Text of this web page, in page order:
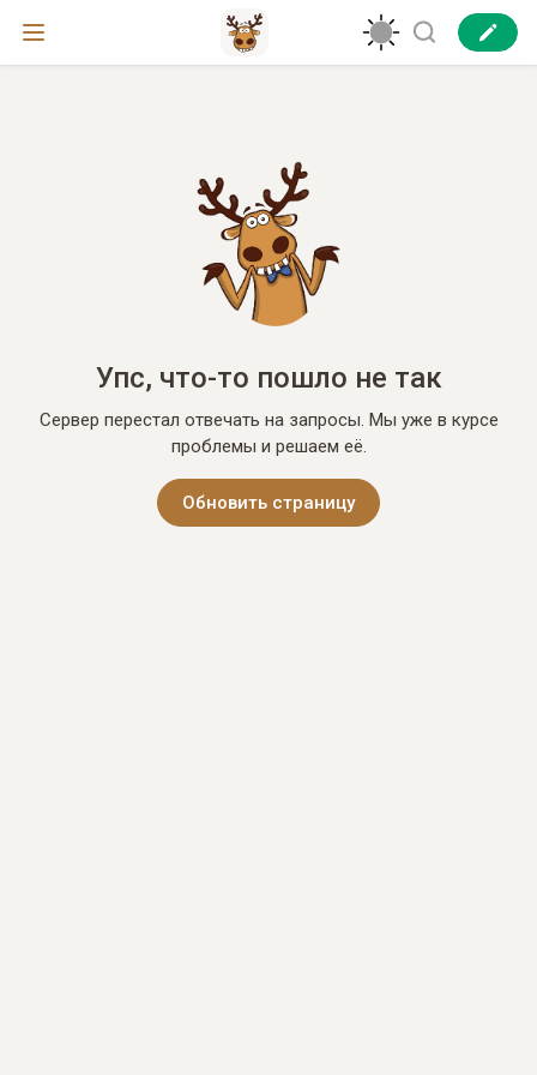
Упс, что-то пошло не так
Сервер перестал отвечать на запросы. Мы уже в курсе
проблемы и решаем её.
Обновить страницу